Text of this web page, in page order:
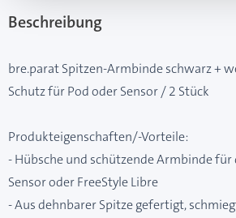
Beschreibung
bre.parat Spitzen-Armbinde schwarz +
Schutz für Pod oder Sensor / 2 Stück
Produkteigenschaften/-Vorteile:
- Hübsche und schützende Armbinde für
Sensor oder FreeStyle Libre
- Aus dehnbarer Spitze gefertigt,